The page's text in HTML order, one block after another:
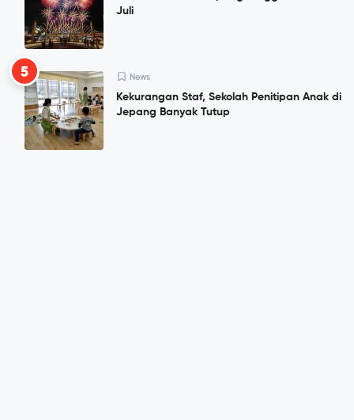
Juli
5 News
Kekurangan Staf, Sekolah Penitipan Anak di
Jepang Banyak Tutup